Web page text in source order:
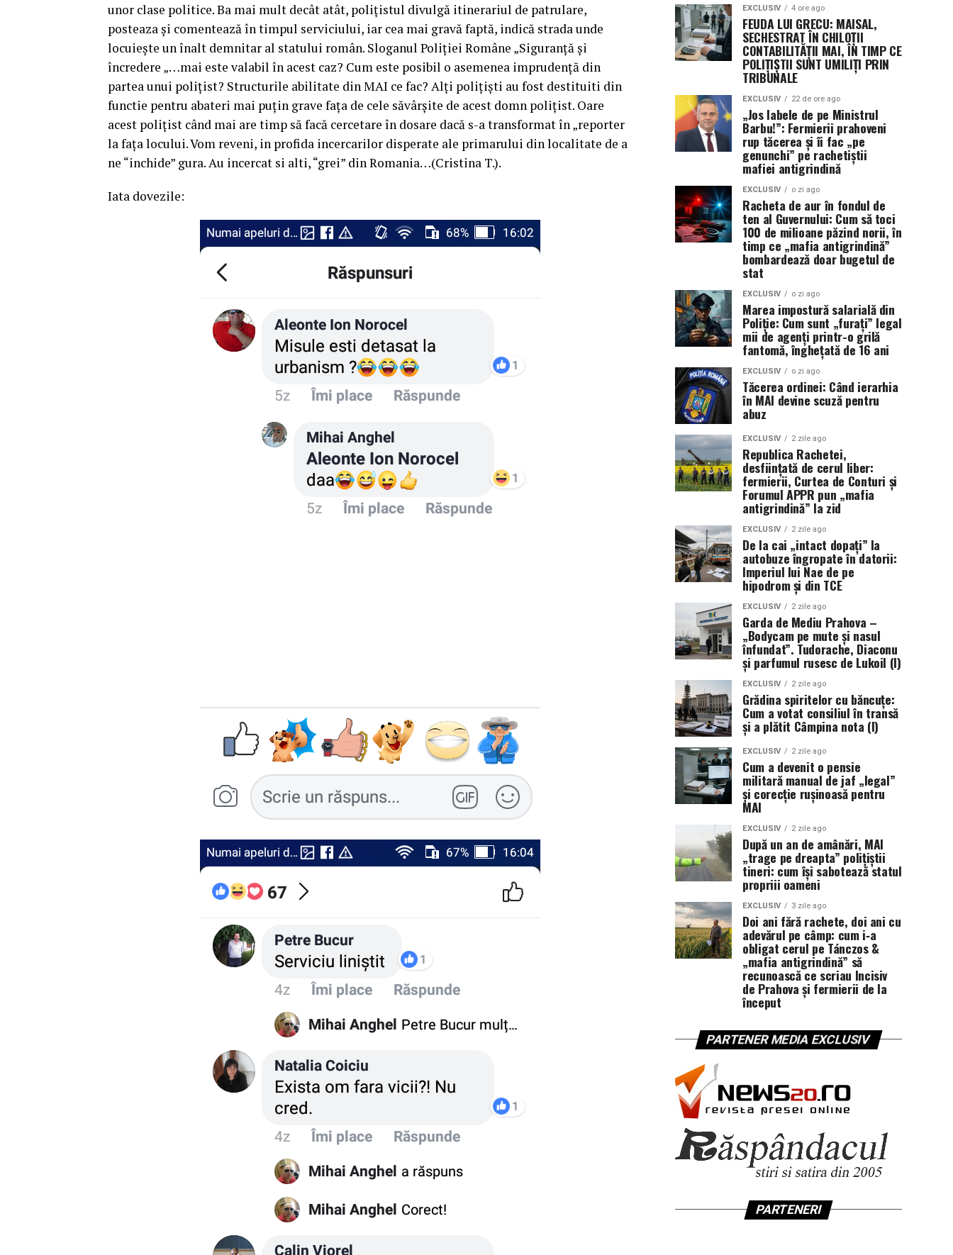
unor clase politice. Ba mai mult decât atât, polițistul divulgă itinerariul de patrulare,
posteaza și comentează în timpul serviciului, iar cea mai gravă faptă, indică strada unde
locuiește un înalt demnitar al statului român. Sloganul Poliției Române „Siguranță și
încredere „…mai este valabil în acest caz? Cum este posibil o asemenea imprudență din
partea unui polițist? Structurile abilitate din MAI ce fac? Alți polițiști au fost destituiti din
functie pentru abateri mai puțin grave fața de cele săvârșite de acest domn polițist. Oare
acest polițist când mai are timp să facă cercetare în dosare dacă s-a transformat în „reporter
la fața locului. Vom reveni, in profida incercarilor disperate ale primarului din localitate de a
ne “inchide” gura. Au incercat si alti, “grei” din Romania…(Cristina T.).
Iata dovezile:
EXCLUSIV 4 ore ago
FEUDA LUI GRECU: MAISAL,
SECHESTRAT ÎN CHILOȚII
CONTABILITĂȚII MAI, ÎN TIMP CE
POLIȚIȘTII SUNT UMILIȚI PRIN
TRIBUNALE
EXCLUSIV 22 de ore ago
„Jos labele de pe Ministrul
Barbu!”: Fermierii prahoveni
rup tăcerea și îi fac „pe
genunchi” pe rachetiștii
mafiei antigrindină
EXCLUSIV o zi ago
Racheta de aur în fondul de
ten al Guvernului: Cum să toci
100 de milioane păzind norii, în
timp ce „mafia antigrindină”
bombardează doar bugetul de
stat
EXCLUSIV o zi ago
Marea impostură salarială din
Poliție: Cum sunt „furați” legal
mii de agenți printr-o grilă
fantomă, înghețată de 16 ani
EXCLUSIV o zi ago
Tăcerea ordinei: Când ierarhia
în MAI devine scuză pentru
abuz
EXCLUSIV 2 zile ago
Republica Rachetei,
desființată de cerul liber:
fermierii, Curtea de Conturi și
Forumul APPR pun „mafia
antigrindină” la zid
EXCLUSIV 2 zile ago
De la cai „intact dopați” la
autobuze îngropate în datorii:
Imperiul lui Nae de pe
hipodrom și din TCE
EXCLUSIV 2 zile ago
Garda de Mediu Prahova –
„Bodycam pe mute și nasul
înfundat”. Tudorache, Diaconu
și parfumul rusesc de Lukoil (I)
EXCLUSIV 2 zile ago
Grădina spiritelor cu băncuțe:
Cum a votat consiliul în transă
și a plătit Câmpina nota (I)
EXCLUSIV 2 zile ago
Cum a devenit o pensie
militară manual de jaf „legal”
și corecție rușinoasă pentru
MAI
EXCLUSIV 2 zile ago
După un an de amânări, MAI
„trage pe dreapta” polițiștii
tineri: cum își sabotează statul
propriii oameni
EXCLUSIV 3 zile ago
Doi ani fără rachete, doi ani cu
adevărul pe câmp: cum i‑a
obligat cerul pe Tánczos &
„mafia antigrindină” să
recunoască ce scriau Incisiv
de Prahova și fermierii de la
început
PARTENER MEDIA EXCLUSIV
PARTENERI